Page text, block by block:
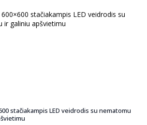
stačiakampis LED veidrodis su nematomu